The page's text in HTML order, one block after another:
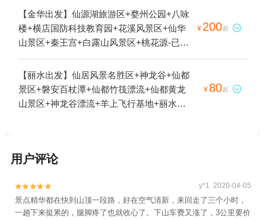
【金华出发】仙源湖旅游区+婺州公园+八咏
楼+横店国防科技教育园+花溪风景区+仙华
山景区+秦王宫+白露山风景区+桃花源-已下
线+诸葛八卦村景区+横店圆明新园+十八涡
景区+延福寺+俞源太极星象村+横店影视城
+武义县博物馆+义乌博物馆+金华凤凰山公
园+地下长河景区+郭洞古生态村+寿仙谷+义
景区+郭洞祭祖+金华双龙风景旅游区+明清
峡景区+金华动物园+江南第一家+灵江源漂
流+金华美地南山漂流+金华龙潭大峡谷+兰
溪名果山庄+牛头山国家森林公园+寺平古村
¥ 200起 
【丽水出发】仙居风景名胜区+神龙谷+仙都
景区+磐安百杖潭+仙都竹筏漂流+仙都黄龙
山景区+神龙谷漂流+羊上飞行基地+丽水本
¥ 80起 
用户评论

 y*1 2020-04-05
景点精华都在快到山顶一段路，好在空气清新，来回走了三个小时，
一趟下来挺累的，腿脚疼了也就收心了。下山车费又涨了，3公里要价